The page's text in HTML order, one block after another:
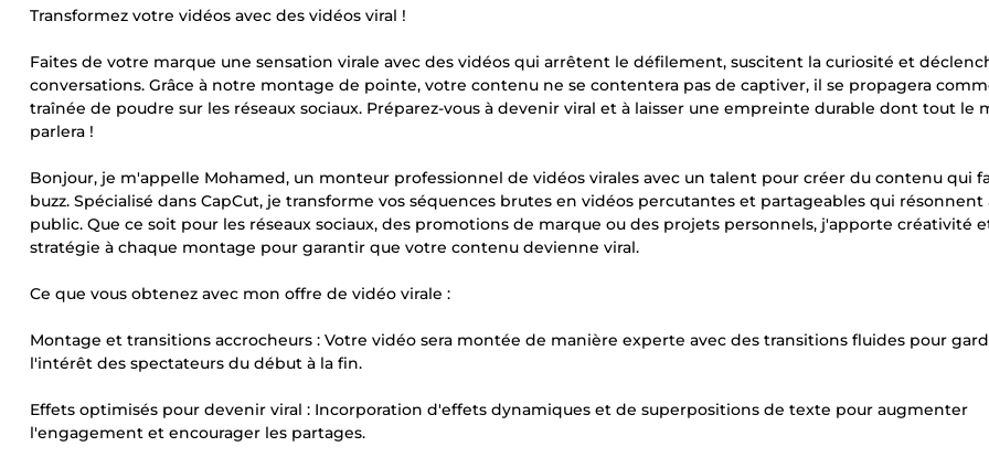
Transformez votre vidéos avec des vidéos viral !
Faites de votre marque une sensation virale avec des vidéos qui arrêtent le défilement, suscitent la curiosité et
conversations. Grâce à notre montage de pointe, votre contenu ne se contentera pas de captiver, il se propagera
traînée de poudre sur les réseaux sociaux. Préparez-vous à devenir viral et à laisser une empreinte durable dont tout le
parlera !
Bonjour, je m'appelle Mohamed, un monteur professionnel de vidéos virales avec un talent pour créer du contenu qui
buzz. Spécialisé dans CapCut, je transforme vos séquences brutes en vidéos percutantes et partageables qui résonnent
public. Que ce soit pour les réseaux sociaux, des promotions de marque ou des projets personnels, j'apporte créativité
stratégie à chaque montage pour garantir que votre contenu devienne viral.
Ce que vous obtenez avec mon offre de vidéo virale :
Montage et transitions accrocheurs : Votre vidéo sera montée de manière experte avec des transitions fluides pour
l'intérêt des spectateurs du début à la fin.
Effets optimisés pour devenir viral : Incorporation d'effets dynamiques et de superpositions de texte pour augmenter
l'engagement et encourager les partages.